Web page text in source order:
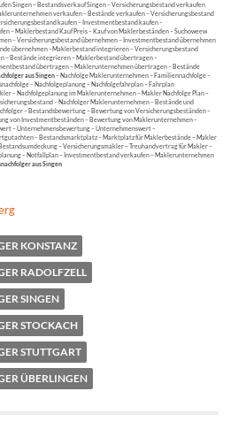
Singen – Bestandsverkauf Singen – Versicherungsbestand verkaufen
verkaufen – Bestände verkaufen – Versicherungsbestand
kaufen – Investmentbestand kaufen –
– Maklerbestand Kauf Preis – Kauf von Maklerbeständen – Suchoweew
– Versicherungsbestand übernehmen – Investmentbestand übernehmen
übernehmen –Maklerbestand integrieren – Versicherungsbestand
– Bestände integrieren – Maklerbestand übertragen –
übertragen – Maklerunternehmen übertragen – Bestände
aus Singen– Nachfolge Maklerunternehmen – Familiennachfolge –
– Nachfolgeplanung – Nachfolgefahrplan – Fahrplan
– Nachfolgeplanung im Maklerunternehmen – Makler Nachfolge Plan –
– Nachfolger Maklerunternehmen – Bestände und
– Bestandsbewertung – Bewertung von Versicherungsbeständen –
von Investmentbeständen – Bewertung von Maklerunternehmen –
– Unternehmensbewertung – Unternehmenswert –
– Bestandsmarktplatz – Marktplatz für Maklerbestände – Makler
– Versicherungsmakler – Treuhandvertrag für Makler –
– Notfallplan – Investmentbestand verkaufen – Maklerunternehmen
aus Singen
KONSTANZ
RADOLFZELL
SINGEN
STOCKACH
STUTTGART
ÜBERLINGEN